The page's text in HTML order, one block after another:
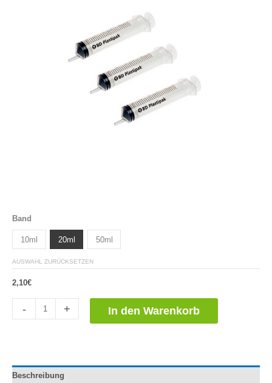
Band
10ml 20ml 50ml
AUSWAHL ZURÜCKSETZEN
2,10€
-
3
unidades
+ In den Warenkorb
Beschreibung